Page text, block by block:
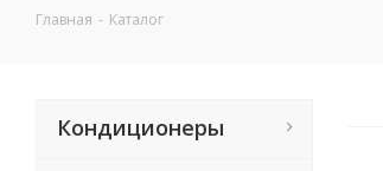
Главная - Каталог
Кондиционеры